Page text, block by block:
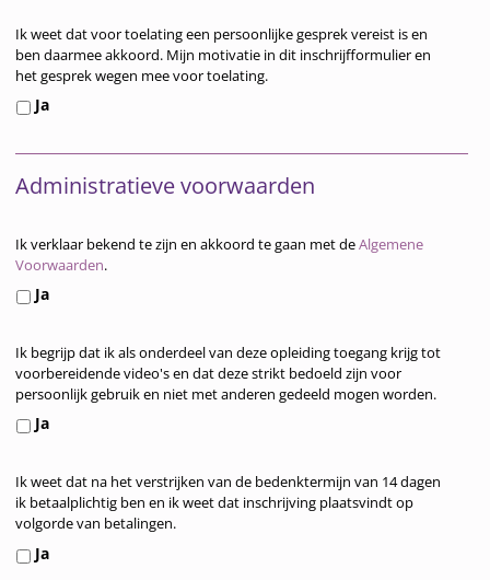
e
n
e
l
g
e
n
e
i
d
o
f
e
e
G
e
p
k
n
m
o
i
v
a
t
e
*
Ik weet dat voor toelating een persoonlijke gesprek vereist is en
ben daarmee akkoord. Mijn motivatie in dit inschrijfformulier en
het gesprek wegen mee voor toelating.
Ja
Administratieve voorwaarden
L
e
v
r
i
n
g
v
o
o
r
Ik verklaar bekend te zijn en akkoord te gaan met deAlgemene
Voorwaarden.
Ja
L
e
v
e
i
n
s
Ik begrijp dat ik als onderdeel van deze opleiding toegang krijg tot
voorbereidende video's en dat deze strikt bedoeld zijn voor
persoonlijk gebruik en niet met anderen gedeeld mogen worden.
Ja
B
e
e
Ik weet dat na het verstrijken van de bedenktermijn van 14 dagen
ik betaalplichtig ben en ik weet dat inschrijving plaatsvindt op
volgorde van betalingen.
Ja